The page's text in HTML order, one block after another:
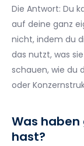
Die Antwort: Du
auf deine ganz
nicht, indem du
das nutzt, was
schauen, wie du
oder
Was
hast?